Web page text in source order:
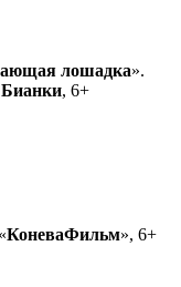
лошадка».
, 6+
КоневаФильм», 6+